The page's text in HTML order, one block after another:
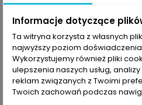
Drukuj
OPIS SZCZEGÓŁY
Zestaw montażowy
Model Pojazdu Silnik
Informacje dotyczące
Ta witryna korzysta z własnych
najwyższy poziom
Wykorzystujemy również pliki
ulepszenia naszych usług,
reklam związanych z Twoimi
Twoich zachowań podczas